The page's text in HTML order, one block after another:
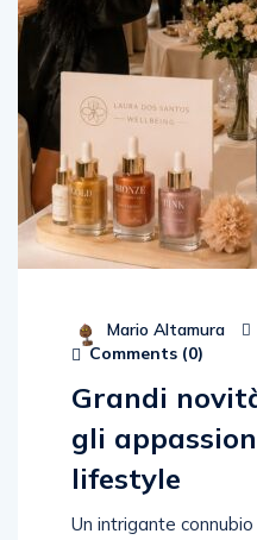
Mario Altamura
Comments (0)
Grandi
gli
lifestyle
Un intrigante